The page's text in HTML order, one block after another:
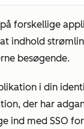
forskellige
indhold
besøgende.
i din
der har
ind med SSO